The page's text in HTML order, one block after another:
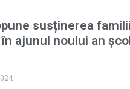
susținerea
ajunul noului an